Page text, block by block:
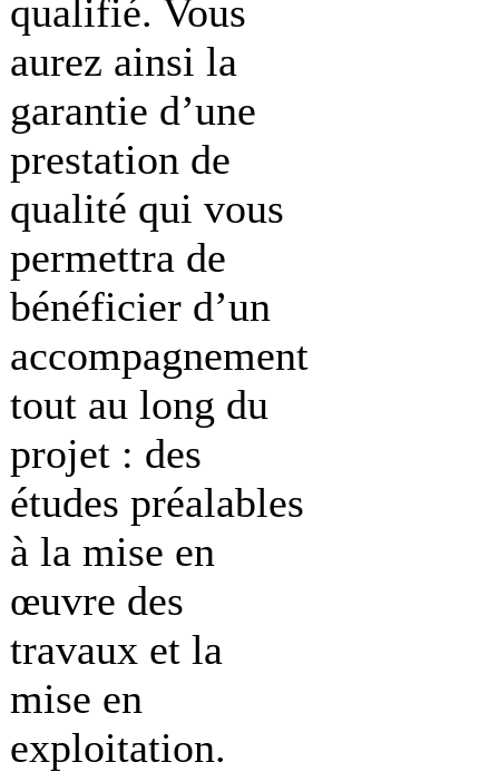
qualifié. Vous
aurez ainsi la
garantie d’une
prestation de
qualité qui vous
permettra de
bénéficier d’un
accompagnement
tout au long du
projet : des
études préalables
à la mise en
œuvre des
travaux et la
mise en
exploitation.